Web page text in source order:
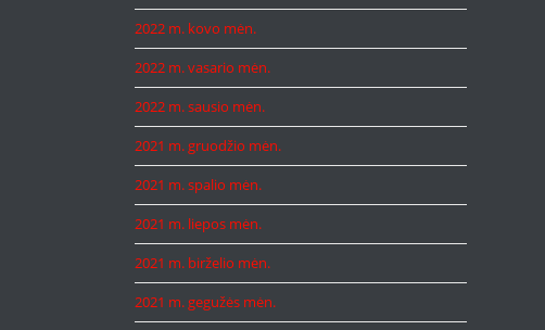
2022 m. kovo mėn.
2022 m. vasario mėn.
2022 m. sausio mėn.
2021 m. gruodžio mėn.
2021 m. spalio mėn.
2021 m. liepos mėn.
2021 m. birželio mėn.
2021 m. gegužės mėn.